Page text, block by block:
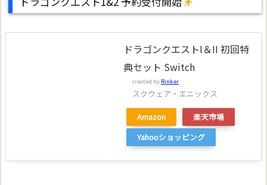
ドラゴンクエストI＆II 初回特
典セット Switch
created by Rinker
スクウェア・エニックス
Amazon
楽天市場
Yahooショッピング